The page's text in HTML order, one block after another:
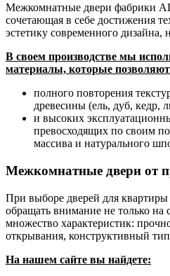
Межкомнатные двери фабрики
сочетающая в себе достижения
эстетику современного дизайна,
В своем производстве мы
материалы, которые позволяют
полного повторения
древесины (ель, дуб, кедр,
и высоких
превосходящих по своим
массива и натурального
Межкомнатные двери от
При выборе дверей для
обращать внимание не только на
множество характеристик:
открывания, конструктивный
На нашем сайте вы найдете: